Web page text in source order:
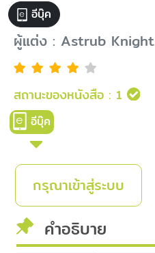
อีบุ๊ค
ผู้แต่ง : Astrub Knight
สถานะของหนังสือ : 1
อีบุ๊ค
กรุณาเข้าสู่ระบบ
คำอธิบาย